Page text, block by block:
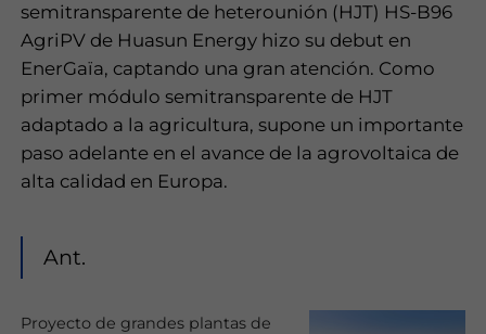
semitransparente de heterounión (HJT) HS-B96
AgriPV de Huasun Energy hizo su debut en
EnerGaïa, captando una gran atención. Como
primer módulo semitransparente de HJT
adaptado a la agricultura, supone un importante
paso adelante en el avance de la agrovoltaica de
alta calidad en Europa.
Ant.
Proyecto de grandes plantas de